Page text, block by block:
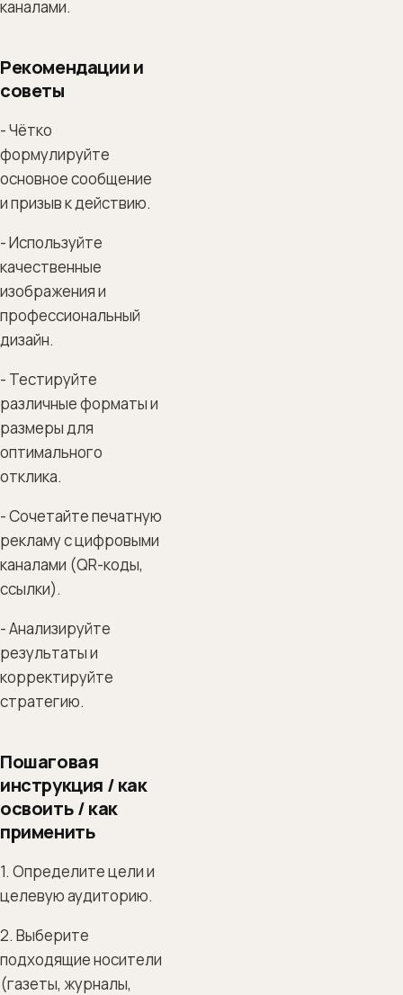
каналами.
Рекомендации и
советы
- Чётко
формулируйте
основное сообщение
и призыв к действию.
- Используйте
качественные
изображения и
профессиональный
дизайн.
- Тестируйте
различные форматы и
размеры для
оптимального
отклика.
- Сочетайте печатную
рекламу с цифровыми
каналами (QR-коды,
ссылки).
- Анализируйте
результаты и
корректируйте
стратегию.
Пошаговая
инструкция / как
освоить / как
применить
1. Определите цели и
целевую аудиторию.
2. Выберите
подходящие носители
(газеты, журналы,